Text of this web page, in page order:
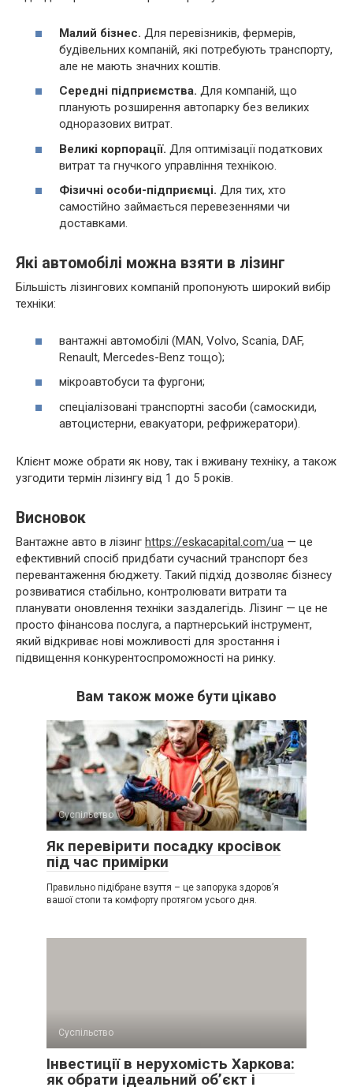
Малий бізнес. Для перевізників, фермерів,
будівельних компаній, які потребують транспорту,
але не мають значних коштів.
Середні підприємства. Для компаній, що
планують розширення автопарку без великих
одноразових витрат.
Великі корпорації. Для оптимізації податкових
витрат та гнучкого управління технікою.
Фізичні особи-підприємці. Для тих, хто
самостійно займається перевезеннями чи
доставками.
Які автомобілі можна взяти в лізинг
Більшість лізингових компаній пропонують широкий вибір
техніки:
вантажні автомобілі (MAN, Volvo, Scania, DAF,
Renault, Mercedes-Benz тощо);
мікроавтобуси та фургони;
спеціалізовані транспортні засоби (самоскиди,
автоцистерни, евакуатори, рефрижератори).
Клієнт може обрати як нову, так і вживану техніку, а також
узгодити термін лізингу від 1 до 5 років.
Висновок
Вантажне авто в лізинг https://eskacapital.com/ua — це
ефективний спосіб придбати сучасний транспорт без
перевантаження бюджету. Такий підхід дозволяє бізнесу
розвиватися стабільно, контролювати витрати та
планувати оновлення техніки заздалегідь. Лізинг — це не
просто фінансова послуга, а партнерський інструмент,
який відкриває нові можливості для зростання і
підвищення конкурентоспроможності на ринку.
Вам також може бути цікаво
Суспільство
Як перевірити посадку кросівок
під час примірки
Правильно підібране взуття – це запорука здоров’я
вашої стопи та комфорту протягом усього дня.
Суспільство
Інвестиції в нерухомість Харкова:
як обрати ідеальний об’єкт і